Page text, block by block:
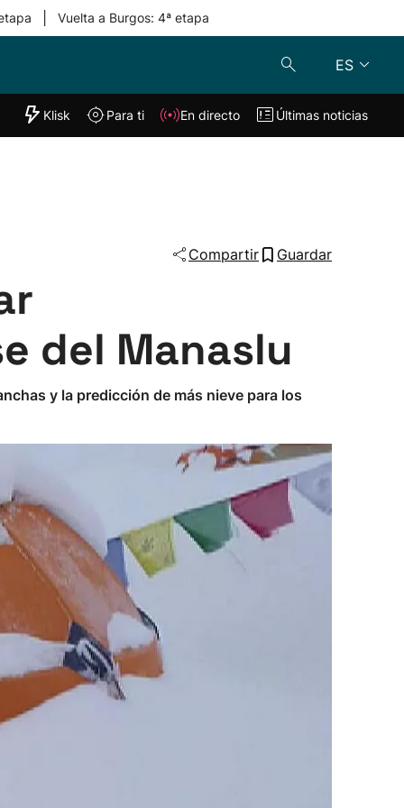
Vuelta a Burgos: 4ª etapa
ES
"Helmuga"
Klisk En directo
Klisk Para ti En directo Últimas noticias
Compartir Guardar
del Manaslu
y la predicción de más nieve para los